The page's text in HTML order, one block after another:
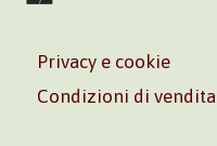
Privacy e cookie
Condizioni di vendita